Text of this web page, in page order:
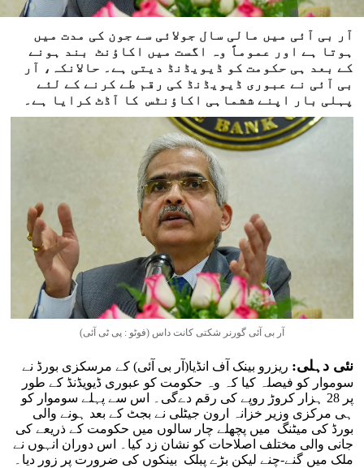
آر بی آئی میں مالی سال جولائی سے جون کی مدت میں
ہوتا ہے اور عموماً وہ اگست میں اکاؤنٹ بند ہونے
کے بعد ہی حکومت کو ڈیویڈنڈ دیتی ہے۔ حالانکہ، آر
بی آئی نے عبوری ڈیویڈنڈ کی رقم طے کرنے کے لئے
پہلی بار اپنے ششماہی اکاؤنٹس کا آڈٹ کرایا ہے۔
آر بی آئی گورنر شکتی کانت داس (فوٹو : پی ٹی آئی)
نئی دہلی: ریزرو بینک آف انڈیا(آر بی آئی) کے مرسکزی بورڈ نے
سوموار کو فیصلہ کیا کہ وہ حکومت کو عبوری ڈیویڈنڈ کے طور
پر 28 ہزار کروڑ روپے کی رقم دے‌گی۔ اس سے پہلے سوموار کو
ہی مرکزی وزیر خزانہ ارون جیٹلی نے بجٹ کے بعد ہونے والی
بورڈ کی میٹنگ میں پچھلے چار سالوں میں حکومت کے ذریعے کی
جانی والی مختلف اصلاحات کو نشان زد کیا۔ اس دوران انہوں نے
ملک میں گنے-چنے لیکن بڑے پبلک بینکوں کی ضرورت پر زور دیا۔